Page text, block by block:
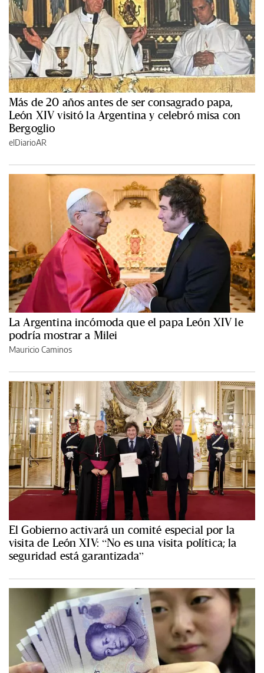
Más de 20 años antes de ser consagrado papa,
León XIV visitó la Argentina y celebró misa con
Bergoglio
elDiarioAR
La Argentina incómoda que el papa León XIV le
podría mostrar a Milei
Mauricio Caminos
El Gobierno activará un comité especial por la
visita de León XIV: “No es una visita política; la
seguridad está garantizada”